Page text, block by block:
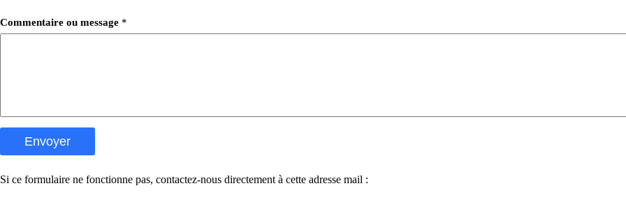
Commentaire ou message *
Envoyer
Si ce formulaire ne fonctionne pas, contactez-nous directement à cette adresse mail :